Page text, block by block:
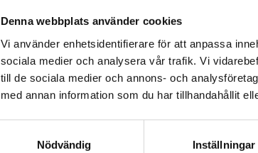
Denna webbplats använder cookies
Vi använder enhetsidentifierare för att anpassa
sociala medier och analysera vår trafik. Vi
till de sociala medier och annons- och
med annan information som du har tillhandahållit
Nödvändig
Inställningar